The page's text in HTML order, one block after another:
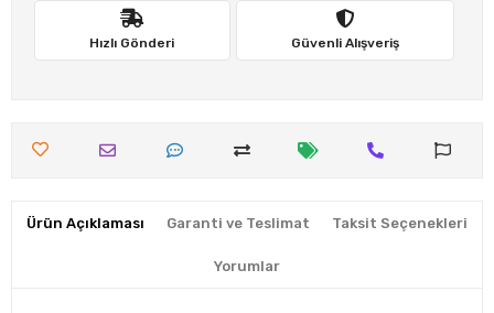
Hızlı Gönderi Güvenli Alışveriş
Ürün Açıklaması Garanti ve Teslimat Taksit Seçenekleri
Yorumlar